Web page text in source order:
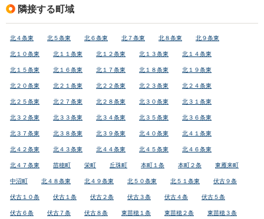
隣接する町域
北４条東 北５条東 北６条東 北７条東 北８条東 北９条東
北１０条東 北１１条東 北１２条東 北１３条東 北１４条東
北１５条東 北１６条東 北１７条東 北１８条東 北１９条東
北２０条東 北２１条東 北２２条東 北２３条東 北２４条東
北２５条東 北２７条東 北２８条東 北３０条東 北３１条東
北３２条東 北３３条東 北３４条東 北３５条東 北３６条東
北３７条東 北３８条東 北３９条東 北４０条東 北４１条東
北４２条東 北４３条東 北４４条東 北４５条東 北４６条東
北４７条東 苗穂町 栄町 丘珠町 本町１条 本町２条 東雁来町
中沼町 北４８条東 北４９条東 北５０条東 北５１条東 伏古９条
伏古１０条 伏古１条 伏古２条 伏古３条 伏古４条 伏古５条
伏古６条 伏古７条 伏古８条 東苗穂１条 東苗穂２条 東苗穂３条